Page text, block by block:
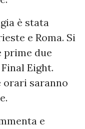
è stata
e Roma. Si
prime due
Eight.
orari saranno
e